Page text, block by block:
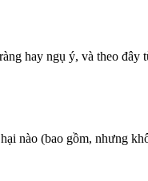
hay ngụ ý, và theo
nào (bao gồm, nhưng